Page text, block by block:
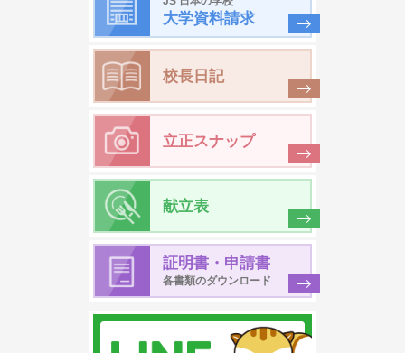
大学資料請求
校長日記
立正スナップ
献立表
証明書・申請書
各書類のダウンロード